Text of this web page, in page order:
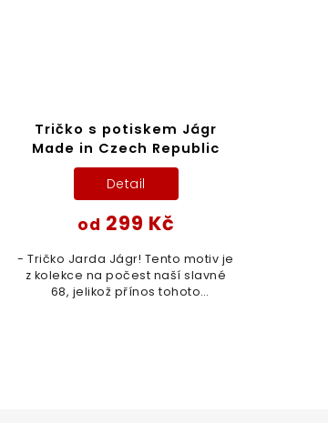
Tričko s potiskem Jágr
Made in Czech Republic
od 299 Kč
Detail
- Tričko Jarda Jágr! Tento motiv je
z kolekce na počest naší slavné
68, jelikož přínos tohoto